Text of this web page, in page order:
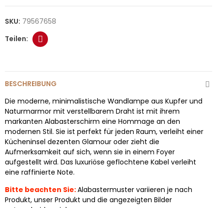
SKU: 79567658
BESCHREIBUNG
Die moderne, minimalistische Wandlampe aus Kupfer und
Naturmarmor mit verstellbarem Draht ist mit ihrem
markanten Alabasterschirm eine Hommage an den
modernen Stil. Sie ist perfekt für jeden Raum, verleiht einer
Kücheninsel dezenten Glamour oder zieht die
Aufmerksamkeit auf sich, wenn sie in einem Foyer
aufgestellt wird. Das luxuriöse geflochtene Kabel verleiht
eine raffinierte Note.
Bitte beachten Sie:Alabastermuster variieren je nach
Produkt, unser Produkt und die angezeigten Bilder